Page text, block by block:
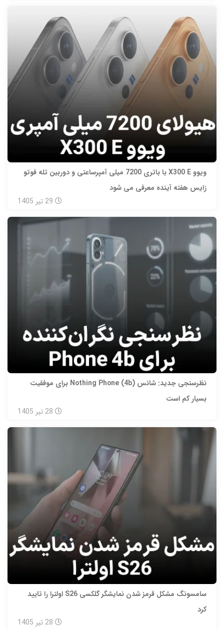
ویوو X300 E با باتری 7200 میلی‌ آمپرساعتی و دوربین تله‌ فوتو
زایس هفته آینده معرفی می‌ شود
29 تیر 1405
نظرسنجی جدید: شانس Nothing Phone (4b) برای موفقیت
بسیار کم است
28 تیر 1405
سامسونگ مشکل قرمز شدن نمایشگر گلکسی S26 اولترا را تایید
کرد
28 تیر 1405